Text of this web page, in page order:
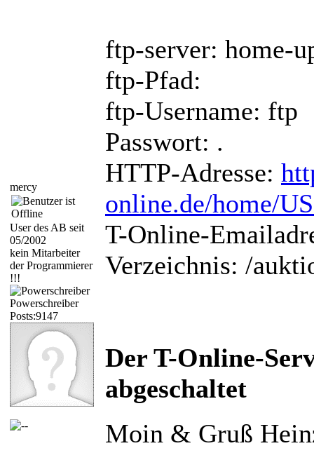
mercy
User des AB seit
05/2002
kein Mitarbeiter
der Programmierer
!!!
Powerschreiber
Posts:9147
ftp-server: home-
ftp-Pfad:
ftp-Username: ftp
Passwort: .
HTTP-Adresse:
online.de/home/
T-Online-
Verzeichnis: /
Der T-Online-
abgeschaltet
Moin & Gruß